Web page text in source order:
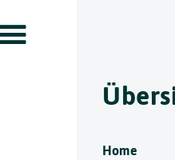
Home